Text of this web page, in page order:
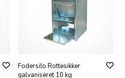
Fodersilo Rottesikker
galvaniseret 10 kg